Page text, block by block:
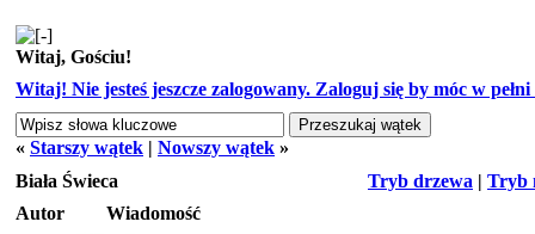
Witaj, Gościu!
Witaj! Nie jesteś jeszcze zalogowany. Zaloguj się by móc w
« Starszy wątek | Nowszy wątek »
Tryb drzewa | Tryb
Biała Świeca
Autor
Wiadomość